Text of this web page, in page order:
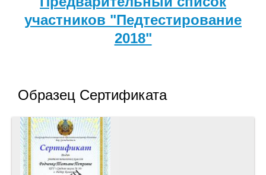
участников "Педтестирование
2018"
Образец Сертификата